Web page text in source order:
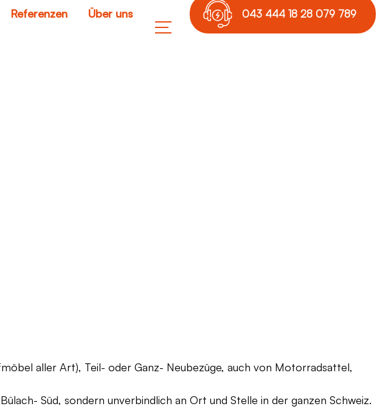
Referenzen Über uns 043 444 18 28 079 789
aller Art), Teil- oder Ganz- Neubezüge, auch von Motorradsattel,
Süd, sondern unverbindlich an Ort und Stelle in der ganzen Schweiz.